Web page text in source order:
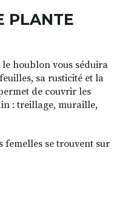
PLANTE
houblon vous séduira
sa rusticité et la
de couvrir les
: treillage, muraille,
femelles se trouvent sur